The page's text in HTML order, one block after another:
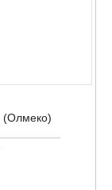
(Олмеко)